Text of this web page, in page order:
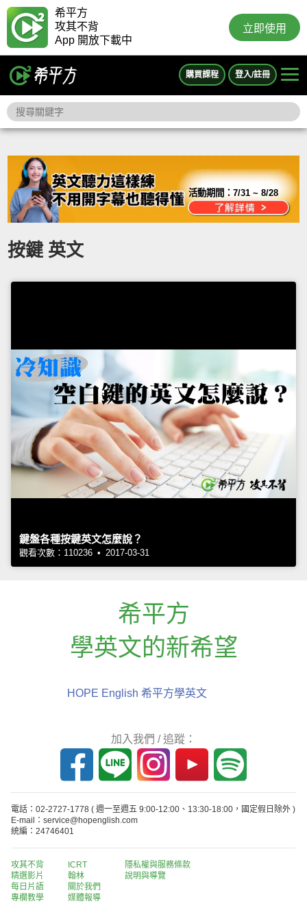
希平方
攻其不背
App 開放下載中
立即使用
購買課程 登入/註冊
活動期間：7/31 ~ 8/28
按鍵 英文
鍵盤各種按鍵英文怎麼說？
觀看次數：110236 • 2017-03-31
希平方
學英文的新希望
HOPE English 希平方學英文
加入我們 / 追蹤：
電話：02-2727-1778 ( 週一至週五 9:00-12:00、13:30-18:00，國定假日除外 )
E-mail：service@hopenglish.com
統編：24746401
攻其不背
精選影片
每日片語
專欄教學
ICRT
翰林
關於我們
媒體報導
隱私權與服務條款
說明與導覽